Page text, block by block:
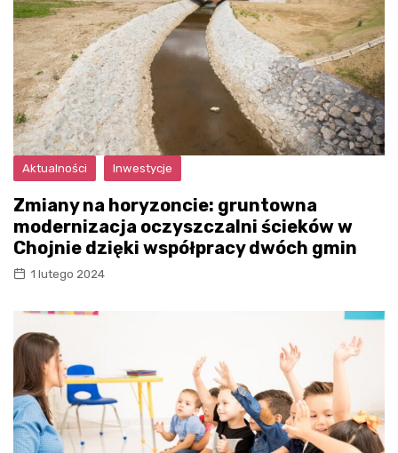
Aktualności Inwestycje
Zmiany na horyzoncie: gruntowna
modernizacja oczyszczalni ścieków w
Chojnie dzięki współpracy dwóch gmin
1 lutego 2024